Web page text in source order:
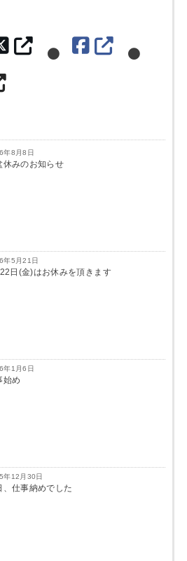
年8月8日
休みのお知らせ
年5月21日
日(金)はお休みを頂きます
年1月6日
始め
年12月30日
、仕事納めでした